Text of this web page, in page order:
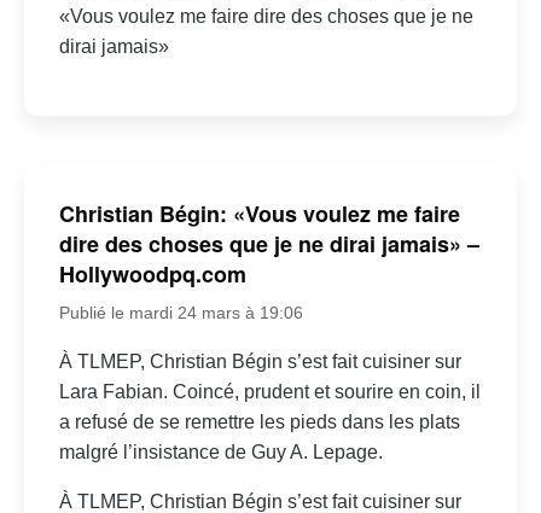
«Vous voulez me faire dire des choses que je ne
dirai jamais»
Christian Bégin: «Vous voulez me faire
dire des choses que je ne dirai jamais» –
Hollywoodpq.com
Publié le mardi 24 mars à 19:06
À TLMEP, Christian Bégin s’est fait cuisiner sur
Lara Fabian. Coincé, prudent et sourire en coin, il
a refusé de se remettre les pieds dans les plats
malgré l’insistance de Guy A. Lepage.
À TLMEP, Christian Bégin s’est fait cuisiner sur